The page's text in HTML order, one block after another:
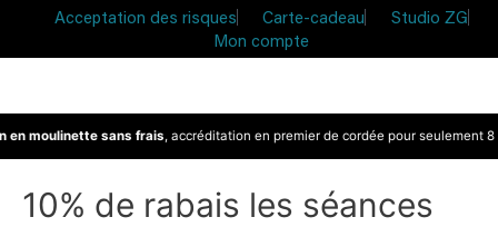
Acceptation des risques Carte-cadeau
Studio ZG
Mon compte
moulinette sans frais, accréditation en premier de cordée pour seulement 8
10% de rabais les séances